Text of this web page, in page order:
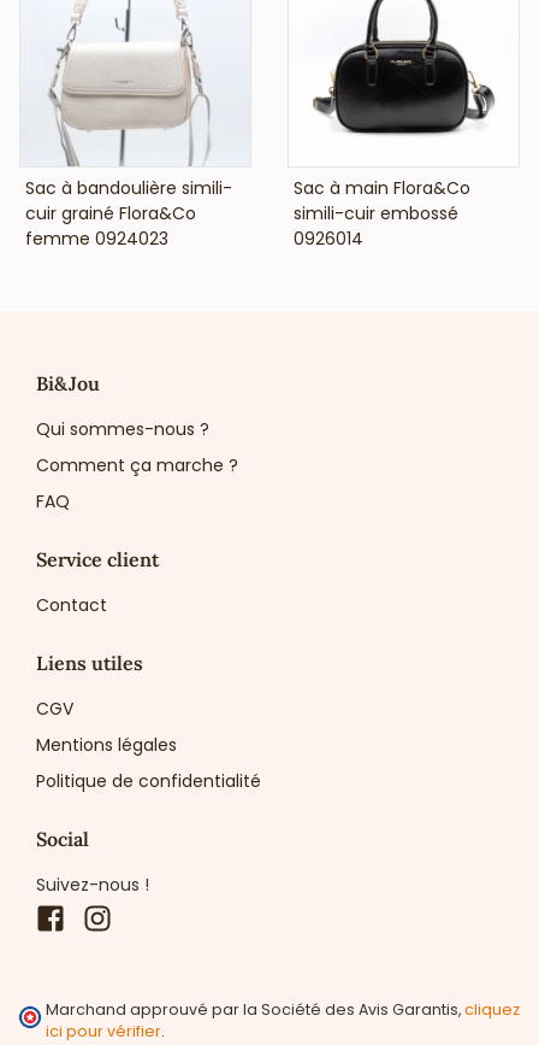
VOIR LE PRIX
Sac à bandoulière simili-
cuir grainé Flora&Co
femme 0924023
VOIR LE PRIX
Sac à main Flora&Co
simili-cuir embossé
0926014
Bi&Jou
Qui sommes-nous ?
Comment ça marche ?
FAQ
Service client
Contact
Liens utiles
CGV
Mentions légales
Politique de confidentialité
Social
Suivez-nous !
Facebook
Marchand approuvé par la Société des Avis Garantis,cliquez
ici pour vérifier.